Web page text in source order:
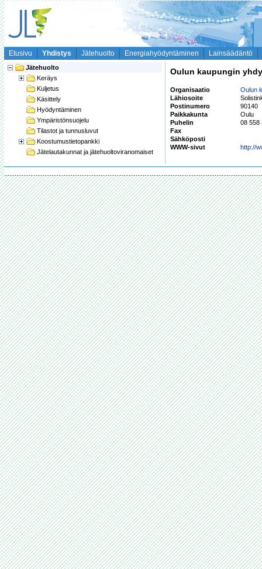
Etusivu Yhdistys Jätehuolto Energiahyödyntäminen Lainsäädäntö
Jätehuolto
Keräys
Kuljetus
Käsittely
Hyödyntäminen
Ympäristönsuojelu
Tilastot ja tunnusluvut
Koostumustietopankki
Jätelautakunnat ja jätehuoltoviranomaiset
Oulun kaupungin
Organisaatio
Oulun
Lähiosoite
Postinumero
90140
Paikkakunta
Oulu
Puhelin
08 558
Fax
Sähköposti
WWW-sivut
http://